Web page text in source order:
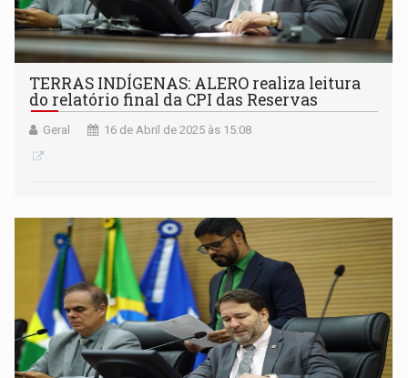
TERRAS INDÍGENAS: ALERO realiza leitura
do relatório final da CPI das Reservas
Geral 16 de Abril de 2025 às 15:08